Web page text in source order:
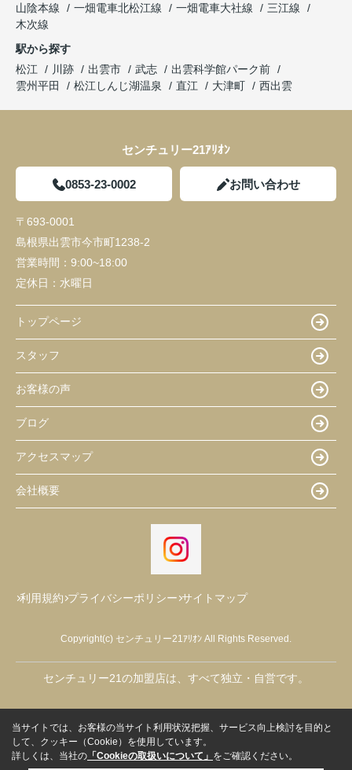
山陰本線
一畑電車北松江線 一畑電車大社線
三江線
木次線
駅から探す
松江
川跡 出雲市 武志
出雲科学館パーク前
雲州平田
松江しんじ湖温泉 直江 大津町 西出雲
センチュリー21ｱﾘｵﾝ
0853-23-0002 お問い合わせ
〒693-0001
島根県出雲市今市町1238-2
営業時間： 9:00~18:00
定休日： 水曜日
トップページ
スタッフ
お客様の声
ブログ
アクセスマップ
会社概要
利用規約 プライバシーポリシー サイトマップ
Copyright(c) センチュリー21ｱﾘｵﾝ All Rights Reserved.
センチュリー21の加盟店は、すべて独立・自営です。
当サイトでは、お客様の当サイト利用状況把握、サービス向上検討を目的と
して、クッキー（Cookie）を使用しています。
詳しくは、当社の 「Cookieの取扱いについて」 をご確認ください。